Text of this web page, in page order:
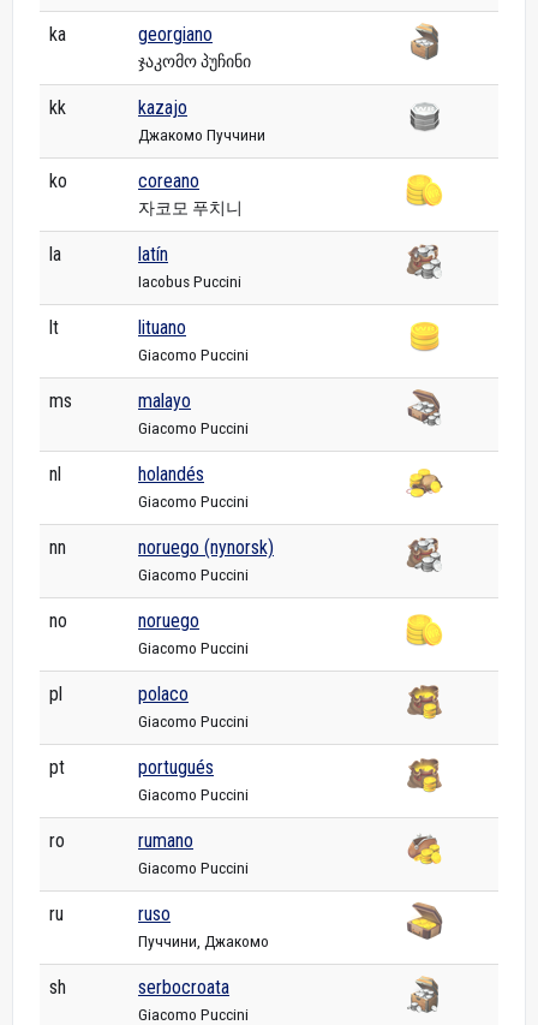
ka georgiano
ჯაკომო პუჩინი
kk kazajo
Джакомо Пуччини
ko coreano
자코모 푸치니
la latín
Iacobus Puccini
lt lituano
Giacomo Puccini
ms malayo
Giacomo Puccini
nl holandés
Giacomo Puccini
nn noruego (nynorsk)
Giacomo Puccini
no noruego
Giacomo Puccini
pl polaco
Giacomo Puccini
pt portugués
Giacomo Puccini
ro rumano
Giacomo Puccini
ru ruso
Пуччини, Джакомо
sh serbocroata
Giacomo Puccini